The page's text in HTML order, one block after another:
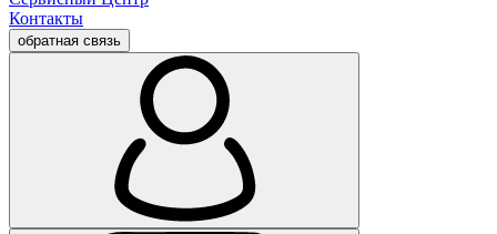
Контакты
обратная связь